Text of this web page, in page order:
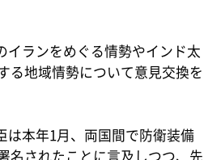
イランをめぐる情勢やインド太
る地域情勢について意見交換を
は本年1月、両国間で防衛装備
名されたことに言及しつつ、先